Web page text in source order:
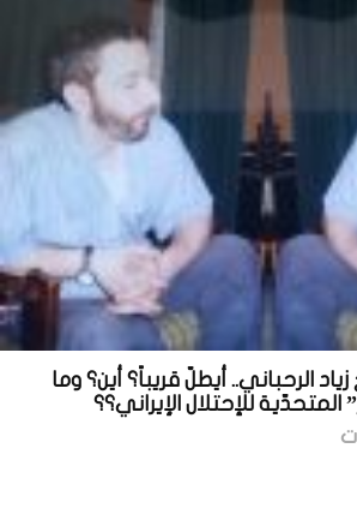
الرحباني.. أيطلّ قريباً؟ أين؟ وما
المتحدّية للإحتلال الإيراني؟؟